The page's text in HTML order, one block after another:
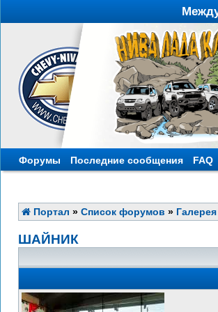
Форумы Последние сообщения FAQ
Портал » Список форумов » Галерея
ШАЙНИК